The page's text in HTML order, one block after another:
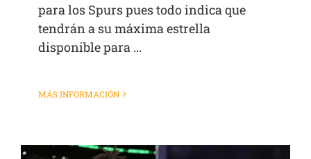
para los Spurs pues todo indica que
tendrán a su máxima estrella
disponible para ...
MÁS INFORMACIÓN